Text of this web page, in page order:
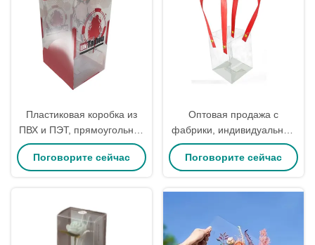
Пластиковая коробка из
ПВХ и ПЭТ, прямоугольная
пластиковая подарочная
коробка, подходит для
упаковочная коробка
Поговорите сейчас
Оптовая продажа с
фабрики, индивидуальные
простые прозрачные
сумки-тоут из ПВХ,
пластиковые упаковочные
Поговорите сейчас